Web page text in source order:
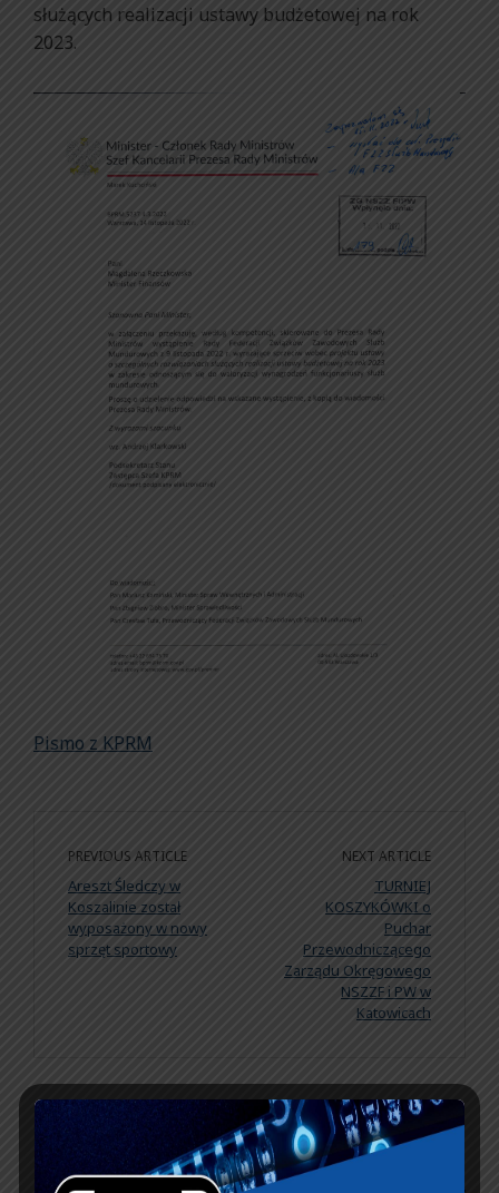
służących realizacji ustawy budżetowej na rok
2023.
Pismo z KPRM
PREVIOUS ARTICLE
Areszt Śledczy w
Koszalinie został
wyposażony w nowy
sprzęt sportowy
NEXT ARTICLE
TURNIEJ
KOSZYKÓWKI o
Puchar
Przewodniczącego
Zarządu Okręgowego
NSZZF i PW w
Katowicach